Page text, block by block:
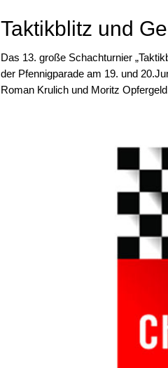
Taktikblitz und
Das 13. große Schachturnier
der Pfennigparade am 19. und
Roman Krulich und Moritz